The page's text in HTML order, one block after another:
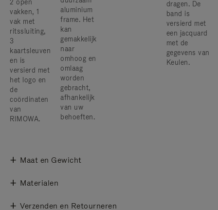
2 open
vakken, 1
vak met
ritssluiting,
3
kaartsleuven
en is
versierd met
het logo en
de
coördinaten
van
RIMOWA.
aluminium
frame. Het
kan
gemakkelijk
naar
omhoog en
omlaag
worden
gebracht,
afhankelijk
van uw
behoeften.
dragen. De
band is
versierd met
een jacquard
met de
gegevens van
Keulen.
Maat en Gewicht
Materialen
Verzenden en Retourneren